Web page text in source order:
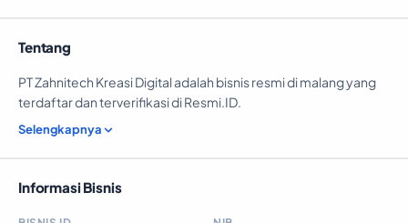
Tentang
PT Zahnitech Kreasi Digital adalah bisnis resmi di malang yang
terdaftar dan terverifikasi di Resmi.ID.
Selengkapnya
Informasi Bisnis